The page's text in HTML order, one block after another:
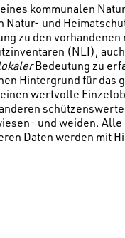
kommunalen
Natur- und
zu den
(NLI),
Bedeutung zu
Hintergrund für das
wertvolle
und weiden.
Daten werden mit